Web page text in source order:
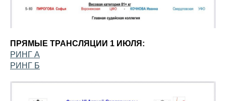
ПРЯМЫЕ ТРАНСЛЯЦИИ 1 ИЮЛЯ:
РИНГ А
РИНГ Б